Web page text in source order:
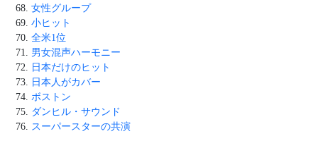
女性グループ
小ヒット
全米1位
男女混声ハーモニー
日本だけのヒット
日本人がカバー
ボストン
ダンヒル・サウンド
スーパースターの共演